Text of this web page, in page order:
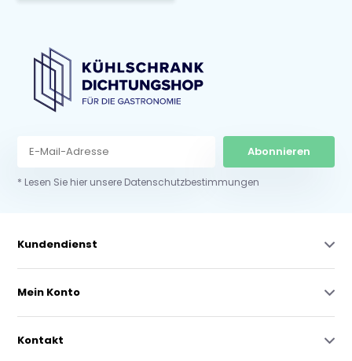
Abonnieren
* Lesen Sie hier unsere Datenschutzbestimmungen
Kundendienst
Mein Konto
Kontakt